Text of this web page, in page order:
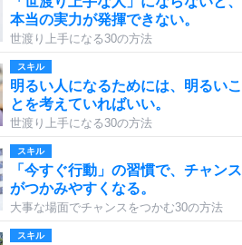
本当の実力が発揮できない。
世渡り上手になる30の方法
スキル
明るい人になるためには、明るいこ
とを考えていればいい。
世渡り上手になる30の方法
スキル
「今すぐ行動」の習慣で、チャンス
がつかみやすくなる。
大事な場面でチャンスをつかむ30の方法
スキル